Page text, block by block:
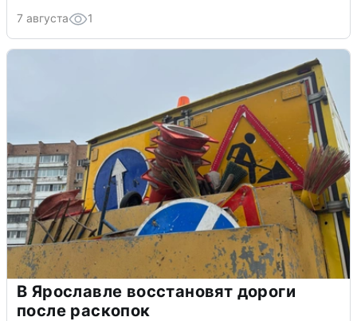
7 августа 1
В Ярославле восстановят дороги
после раскопок